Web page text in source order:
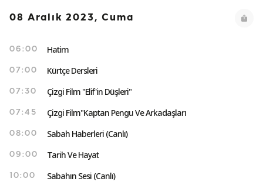
08 Aralık 2023, Cuma
06:00 Hatim
07:00 Kürtçe Dersleri
07:30 Çizgi Film "Elif'in Düşleri"
07:45 Çizgi Film"Kaptan Pengu Ve Arkadaşları
08:00 Sabah Haberleri (Canlı)
09:00 Tarih Ve Hayat
10:00 Sabahın Sesi (Canlı)